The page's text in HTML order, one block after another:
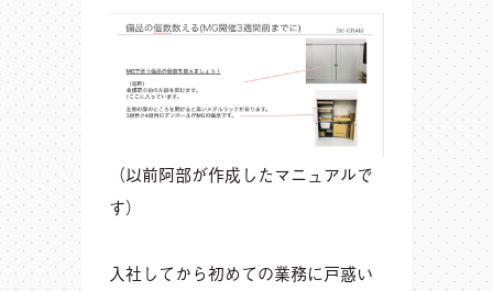
（以前阿部が作成したマニュアルで
す）
入社してから初めての業務に戸惑い